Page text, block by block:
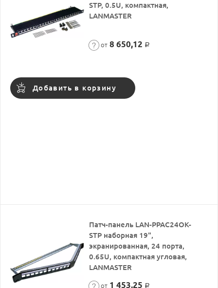
STP, 0.5U, компактная,
LANMASTER
от 8 650,12 Р
Добавить в корзину
Патч-панель LAN-PPAC24OK-
STP наборная 19",
экранированная, 24 порта,
0.65U, компактная угловая,
LANMASTER
от 1 453,25 Р